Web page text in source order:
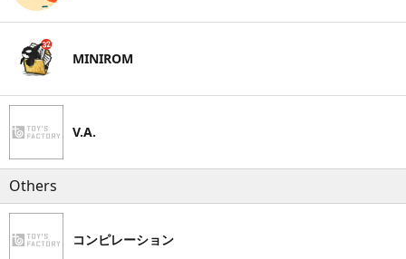
MINIROM
V.A.
Others
コンピレーション